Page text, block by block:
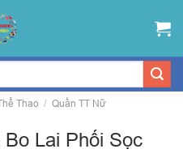
Thao / Quần TT Nữ
Lai Phối Sọc